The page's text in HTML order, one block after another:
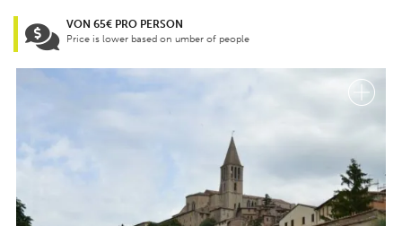
VON 65€ PRO PERSON
Price is lower based on umber of people